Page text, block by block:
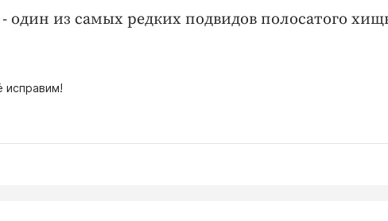
один из самых редких подвидов полосатого
исправим!